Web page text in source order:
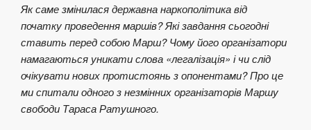
Як саме змінилася державна наркополітика від
початку проведення маршів? Які завдання сьогодні
ставить перед собою Марш? Чому його організатори
намагаються уникати слова «легалізація» і чи слід
очікувати нових протистоянь з опонентами? Про це
ми спитали одного з незмінних організаторів Маршу
свободи Тараса Ратушного.